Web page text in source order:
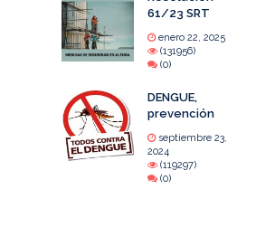
61/23 SRT
enero 22, 2025
(131956)
(0)
DENGUE,
prevención
septiembre 23,
2024
(119297)
(0)